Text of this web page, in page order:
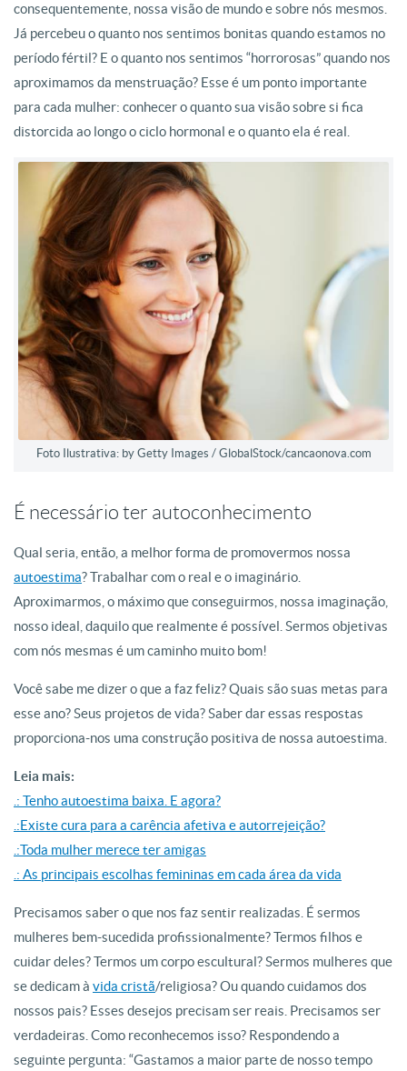
consequentemente, nossa visão de mundo e sobre nós mesmos.
Já percebeu o quanto nos sentimos bonitas quando estamos no
período fértil? E o quanto nos sentimos “horrorosas” quando nos
aproximamos da menstruação? Esse é um ponto importante
para cada mulher: conhecer o quanto sua visão sobre si fica
distorcida ao longo o ciclo hormonal e o quanto ela é real.
Foto Ilustrativa: by Getty Images / GlobalStock/cancaonova.com
É necessário ter autoconhecimento
Qual seria, então, a melhor forma de promovermos nossa
autoestima? Trabalhar com o real e o imaginário.
Aproximarmos, o máximo que conseguirmos, nossa imaginação,
nosso ideal, daquilo que realmente é possível. Sermos objetivas
com nós mesmas é um caminho muito bom!
Você sabe me dizer o que a faz feliz? Quais são suas metas para
esse ano? Seus projetos de vida? Saber dar essas respostas
proporciona-nos uma construção positiva de nossa autoestima.
Leia mais:
.: Tenho autoestima baixa. E agora?
.:Existe cura para a carência afetiva e autorrejeição?
.:Toda mulher merece ter amigas
.: As principais escolhas femininas em cada área da vida
Precisamos saber o que nos faz sentir realizadas. É sermos
mulheres bem-sucedida profissionalmente? Termos filhos e
cuidar deles? Termos um corpo escultural? Sermos mulheres que
se dedicam à vida cristã/religiosa? Ou quando cuidamos dos
nossos pais? Esses desejos precisam ser reais. Precisamos ser
verdadeiras. Como reconhecemos isso? Respondendo a
seguinte pergunta: “Gastamos a maior parte de nosso tempo